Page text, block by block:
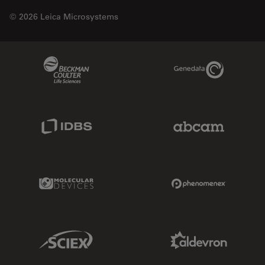
© 2026 Leica Microsystems
Genedata Link
Molecular Devices Link
Sciex Link